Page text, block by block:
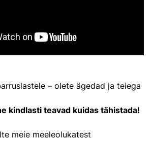
– olete ägedad ja teiega
kindlasti teavad kuidas tähistada!
meie meeleolukatest